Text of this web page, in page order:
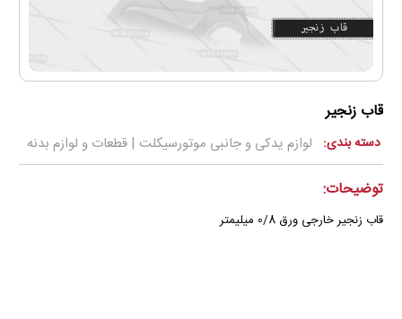
قاب زنجیر
دسته بندی: لوازم یدکی و جانبی موتورسیکلت | قطعات و لوازم بدنه
توضیحات:
قاب زنجیر خارجی ورق 0/8 میلیمتر